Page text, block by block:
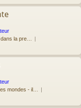
la pre…
mondes - il…